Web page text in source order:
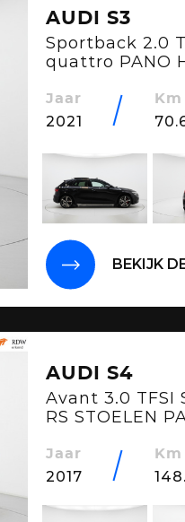
AUDI S3
Sportback 2.0
quattro PANO
Jaar
2021
BEKIJK
AUDI S4
Avant 3.0 TFSI
RS STOELEN
Jaar
2017